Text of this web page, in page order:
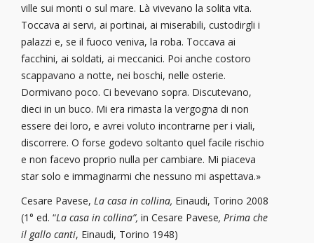
ville sui monti o sul mare. Là vivevano la solita vita.
Toccava ai servi, ai portinai, ai miserabili, custodirgli i
palazzi e, se il fuoco veniva, la roba. Toccava ai
facchini, ai soldati, ai meccanici. Poi anche costoro
scappavano a notte, nei boschi, nelle osterie.
Dormivano poco. Ci bevevano sopra. Discutevano,
dieci in un buco. Mi era rimasta la vergogna di non
essere dei loro, e avrei voluto incontrarne per i viali,
discorrere. O forse godevo soltanto quel facile rischio
e non facevo proprio nulla per cambiare. Mi piaceva
star solo e immaginarmi che nessuno mi aspettava.»
Cesare Pavese, La casa in collina, Einaudi, Torino 2008
(1° ed. “La casa in collina”, in Cesare Pavese, Prima che
il gallo canti, Einaudi, Torino 1948)